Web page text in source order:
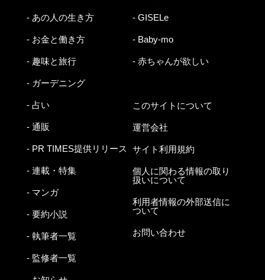
- あの人の生き方
- お金と働き方
- 趣味と旅行
- ガーデニング
- 占い
- 通販
- PR TIMES提供リリース
- 連載・特集
- マンガ
- 要約小説
- 執筆者一覧
- 監修者一覧
- GISELe
- Baby-mo
- 赤ちゃんが欲しい
このサイトについて
運営会社
サイト利用規約
個人に関わる情報の取り
扱いについて
利用者情報の外部送信に
ついて
お問い合わせ